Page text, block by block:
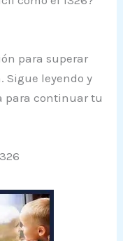
para superar
Sigue leyendo y
para continuar tu